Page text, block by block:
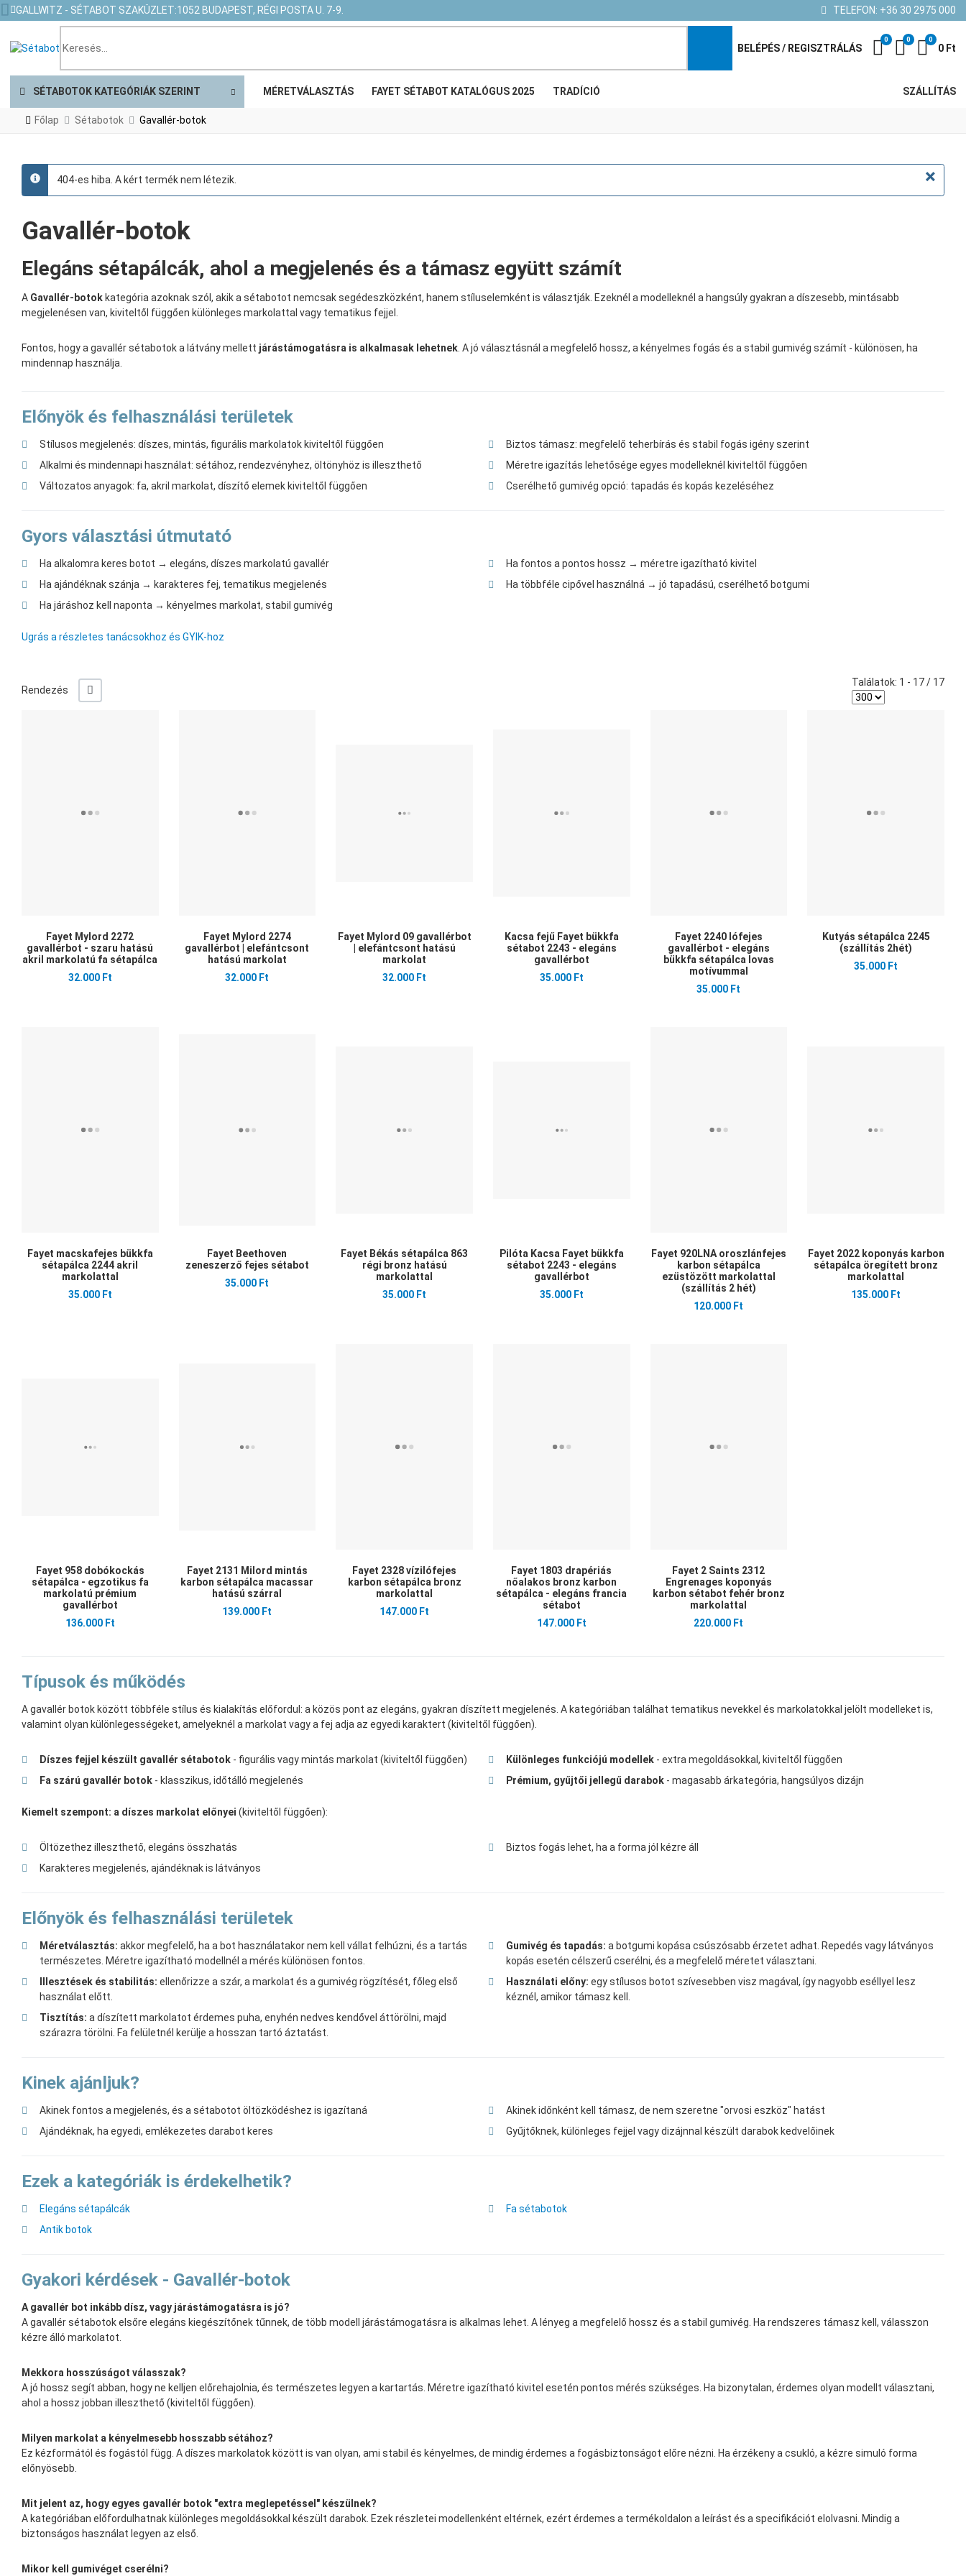
GALLWITZ - SÉTABOT SZAKÜZLET:1052 BUDAPEST, RÉGI POSTA U. 7-9. TELEFON: +36 30 2975 000
BELÉPÉS / REGISZTRÁLÁS Kedvenc
0 0 Kosár
0
0 Ft
SÉTABOTOK KATEGÓRIÁK SZERINT MÉRETVÁLASZTÁS FAYET SÉTABOT KATALÓGUS 2025 TRADÍCIÓ SZÁLLÍTÁS
Főlap Sétabotok Gavallér-botok
×
info
404-es hiba. A kért termék nem létezik.
Gavallér-botok
Elegáns sétapálcák, ahol a megjelenés és a támasz együtt számít
A Gavallér-botok kategória azoknak szól, akik a sétabotot nemcsak segédeszközként, hanem stíluselemként is választják. Ezeknél a modelleknél a hangsúly gyakran a díszesebb, mintásabb
megjelenésen van, kiviteltől függően különleges markolattal vagy tematikus fejjel.
Fontos, hogy a gavallér sétabotok a látvány mellett járástámogatásra is alkalmasak lehetnek. A jó választásnál a megfelelő hossz, a kényelmes fogás és a stabil gumivég számít - különösen, ha
mindennap használja.
Előnyök és felhasználási területek
Stílusos megjelenés: díszes, mintás, figurális markolatok kiviteltől függően
Alkalmi és mindennapi használat: sétához, rendezvényhez, öltönyhöz is illeszthető
Változatos anyagok: fa, akril markolat, díszítő elemek kiviteltől függően
Biztos támasz: megfelelő teherbírás és stabil fogás igény szerint
Méretre igazítás lehetősége egyes modelleknél kiviteltől függően
Cserélhető gumivég opció: tapadás és kopás kezeléséhez
Gyors választási útmutató
Ha alkalomra keres botot → elegáns, díszes markolatú gavallér
Ha ajándéknak szánja → karakteres fej, tematikus megjelenés
Ha járáshoz kell naponta → kényelmes markolat, stabil gumivég
Ha fontos a pontos hossz → méretre igazítható kivitel
Ha többféle cipővel használná → jó tapadású, cserélhető botgumi
Ugrás a részletes tanácsokhoz és GYIK-hoz
Rendezés +/-
Találatok: 1 - 17 / 17
Fayet Mylord 2272
gavallérbot - szaru hatású
akril markolatú fa sétapálca
32.000 Ft
Fayet Mylord 2274
gavallérbot | elefántcsont
hatású markolat
32.000 Ft
Fayet Mylord 09 gavallérbot
| elefántcsont hatású
markolat
32.000 Ft
Kacsa fejű Fayet bükkfa
sétabot 2243 - elegáns
gavallérbot
35.000 Ft
Fayet 2240 lófejes
gavallérbot - elegáns
bükkfa sétapálca lovas
motívummal
35.000 Ft
Kutyás sétapálca 2245
(szállítás 2hét)
35.000 Ft
Fayet macskafejes bükkfa
sétapálca 2244 akril
markolattal
35.000 Ft
Fayet Beethoven
zeneszerző fejes sétabot
35.000 Ft
Fayet Békás sétapálca 863
régi bronz hatású
markolattal
35.000 Ft
Pilóta Kacsa Fayet bükkfa
sétabot 2243 - elegáns
gavallérbot
35.000 Ft
Fayet 920LNA oroszlánfejes
karbon sétapálca
ezüstözött markolattal
(szállítás 2 hét)
120.000 Ft
Fayet 2022 koponyás karbon
sétapálca öregített bronz
markolattal
135.000 Ft
Fayet 958 dobókockás
sétapálca - egzotikus fa
markolatú prémium
gavallérbot
136.000 Ft
Fayet 2131 Milord mintás
karbon sétapálca macassar
hatású szárral
139.000 Ft
Fayet 2328 vízilófejes
karbon sétapálca bronz
markolattal
147.000 Ft
Fayet 1803 drapériás
nőalakos bronz karbon
sétapálca - elegáns francia
sétabot
147.000 Ft
Fayet 2 Saints 2312
Engrenages koponyás
karbon sétabot fehér bronz
markolattal
220.000 Ft
Típusok és működés
A gavallér botok között többféle stílus és kialakítás előfordul: a közös pont az elegáns, gyakran díszített megjelenés. A kategóriában találhat tematikus nevekkel és markolatokkal jelölt modelleket is,
valamint olyan különlegességeket, amelyeknél a markolat vagy a fej adja az egyedi karaktert (kiviteltől függően).
Díszes fejjel készült gavallér sétabotok - figurális vagy mintás markolat (kiviteltől függően)
Fa szárú gavallér botok - klasszikus, időtálló megjelenés
Különleges funkciójú modellek - extra megoldásokkal, kiviteltől függően
Prémium, gyűjtői jellegű darabok - magasabb árkategória, hangsúlyos dizájn
Kiemelt szempont: a díszes markolat előnyei (kiviteltől függően):
Öltözethez illeszthető, elegáns összhatás
Karakteres megjelenés, ajándéknak is látványos
Biztos fogás lehet, ha a forma jól kézre áll
Előnyök és felhasználási területek
Méretválasztás: akkor megfelelő, ha a bot használatakor nem kell vállat felhúzni, és a tartás
természetes. Méretre igazítható modellnél a mérés különösen fontos.
Illesztések és stabilitás: ellenőrizze a szár, a markolat és a gumivég rögzítését, főleg első
használat előtt.
Tisztítás: a díszített markolatot érdemes puha, enyhén nedves kendővel áttörölni, majd
szárazra törölni. Fa felületnél kerülje a hosszan tartó áztatást.
Gumivég és tapadás: a botgumi kopása csúszósabb érzetet adhat. Repedés vagy látványos
kopás esetén célszerű cserélni, és a megfelelő méretet választani.
Használati előny: egy stílusos botot szívesebben visz magával, így nagyobb eséllyel lesz
kéznél, amikor támasz kell.
Kinek ajánljuk?
Akinek fontos a megjelenés, és a sétabotot öltözködéshez is igazítaná
Ajándéknak, ha egyedi, emlékezetes darabot keres
Akinek időnként kell támasz, de nem szeretne "orvosi eszköz" hatást
Gyűjtőknek, különleges fejjel vagy dizájnnal készült darabok kedvelőinek
Ezek a kategóriák is érdekelhetik?
Elegáns sétapálcák
Antik botok
Fa sétabotok
Gyakori kérdések - Gavallér-botok
A gavallér bot inkább dísz, vagy járástámogatásra is jó?
A gavallér sétabotok elsőre elegáns kiegészítőnek tűnnek, de több modell járástámogatásra is alkalmas lehet. A lényeg a megfelelő hossz és a stabil gumivég. Ha rendszeres támasz kell, válasszon
kézre álló markolatot.
Mekkora hosszúságot válasszak?
A jó hossz segít abban, hogy ne kelljen előrehajolnia, és természetes legyen a kartartás. Méretre igazítható kivitel esetén pontos mérés szükséges. Ha bizonytalan, érdemes olyan modellt választani,
ahol a hossz jobban illeszthető (kiviteltől függően).
Milyen markolat a kényelmesebb hosszabb sétához?
Ez kézformától és fogástól függ. A díszes markolatok között is van olyan, ami stabil és kényelmes, de mindig érdemes a fogásbiztonságot előre nézni. Ha érzékeny a csukló, a kézre simuló forma
előnyösebb.
Mit jelent az, hogy egyes gavallér botok "extra meglepetéssel" készülnek?
A kategóriában előfordulhatnak különleges megoldásokkal készült darabok. Ezek részletei modellenként eltérnek, ezért érdemes a termékoldalon a leírást és a specifikációt elolvasni. Mindig a
biztonságos használat legyen az első.
Mikor kell gumivéget cserélni?